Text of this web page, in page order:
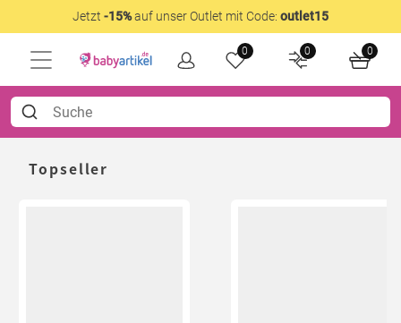
Jetzt -15%auf unser Outlet mit Code: outlet15
0 0 0
Topseller